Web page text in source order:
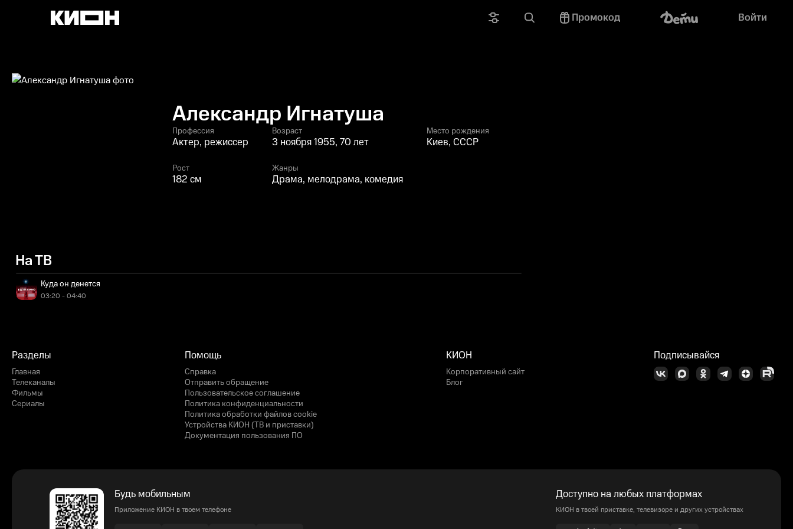
Промокод Войти
Александр Игнатуша
Профессия
Актер, режиссер
Возраст
3 ноября 1955, 70 лет
Место рождения
Киев, СССР
Рост
182 см
Жанры
Драма, мелодрама, комедия
На ТВ
Куда он денется
03:20 - 04:40
Разделы
Главная
Телеканалы
Фильмы
Сериалы
Помощь
Справка
Отправить обращение
Пользовательское соглашение
Политика конфиденциальности
Политика обработки файлов cookie
Устройства КИОН (ТВ и приставки)
Документация пользования ПО
КИОН
Корпоративный сайт
Блог
Подписывайся
Будь мобильным
Приложение КИОН в твоем телефоне
Доступно на любых платформах
КИОН в твоей приставке, телевизоре и других устройствах